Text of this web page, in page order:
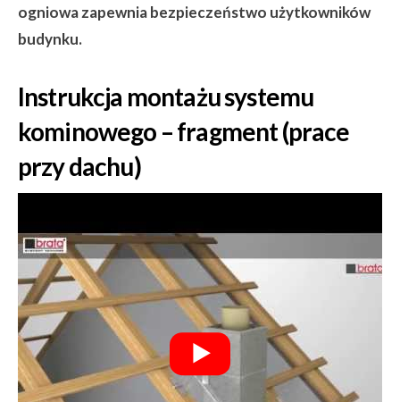
ogniowa zapewnia bezpieczeństwo użytkowników
budynku.
Instrukcja montażu systemu
kominowego – fragment (prace
przy dachu)